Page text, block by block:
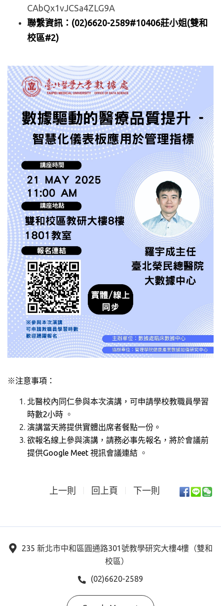
CAbQx1vJCSa4ZLG9A
聯繫資訊：(02)6620-2589#10406莊小姐(雙和
校區#2)
※注意事項：
北醫校內同仁參與本次演講，可申請學校教職員學習
時數2小時 。
演講當天將提供實體出席者餐點一份。
欲報名線上參與演講，請務必事先報名， 將於會議前
提供Google Meet 視訊會議連結 。
上一則 回上頁 下一則
235 新北市中和區圓通路301號教學研究大樓4樓（雙和
校區）
(02)6620-2589